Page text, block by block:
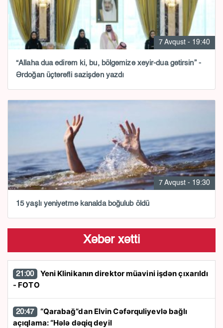
7 Avqust - 19:40
“Allaha dua edirəm ki, bu, bölgəmizə xeyir-dua gətirsin” -
Ərdoğan üçtərəfli sazişdən yazdı
7 Avqust - 19:30
15 yaşlı yeniyetmə kanalda boğulub öldü
Xəbər xətti
21:00
- FOTO
20:47
açıqlama: “Hələ dəqiq deyil